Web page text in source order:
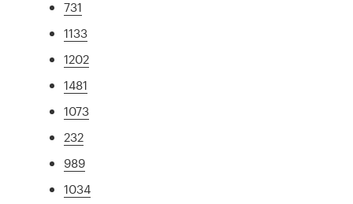
731
1133
1202
1481
1073
232
989
1034